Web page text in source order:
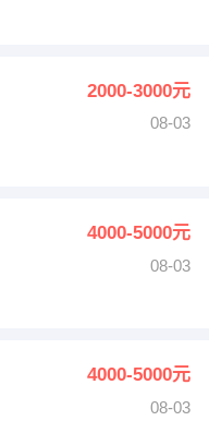
2000-3000元
08-03
4000-5000元
08-03
4000-5000元
08-03